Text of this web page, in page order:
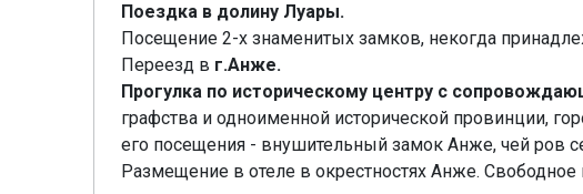
Поездка в долину Луары.
Посещение 2-х знаменитых замков, некогда
Переезд в г.Анже.
Прогулка по историческому центру с
графства и одноименной исторической провинции,
его посещения - внушительный замок Анже, чей ров
Размещение в отеле в окрестностях Анже. Свободное